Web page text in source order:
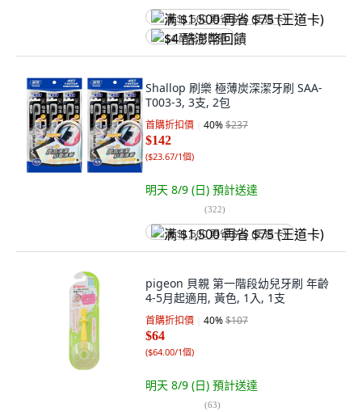
满 $1,500 再省 $75 (王道卡)
$4 酷澎幣回饋
Shallop 刷樂 極薄炭深潔牙刷 SAA-
T003-3, 3支, 2包
首購折扣價 40%$237
$142
($23.67/1個)
明天 8/9 (日) 預計送達
(322)
满 $1,500 再省 $75 (王道卡)
pigeon 貝親 第一階段幼兒牙刷 年齡
4-5月起適用, 黃色, 1入, 1支
首購折扣價 40%$107
$64
($64.00/1個)
明天 8/9 (日) 預計送達
(63)